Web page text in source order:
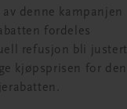
denne kampanjen
fordeles
refusjon bli justert
kjøpsprisen for den